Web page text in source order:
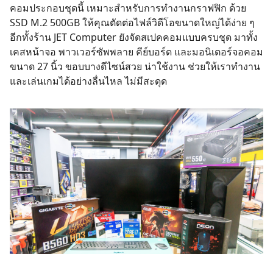
คอมประกอบชุดนี้ เหมาะสำหรับการทำงานกราฟฟิก ด้วย
SSD M.2 500GB ให้คุณตัดต่อไฟล์วิดีโอขนาดใหญ่ได้ง่าย ๆ
อีกทั้งร้าน JET Computer ยังจัดสเปคคอมแบบครบชุด มาทั้ง
เคสหน้าจอ พาวเวอร์ซัพพลาย คีย์บอร์ด และมอนิเตอร์จอคอม
ขนาด 27 นิ้ว ขอบบางดีไซน์สวย น่าใช้งาน ช่วยให้เราทำงาน
และเล่นเกมได้อย่างลื่นไหล ไม่มีสะดุด